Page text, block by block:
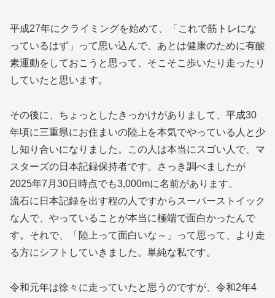
平成27年にクライミングを始めて、「これで筋トレにな
っているはず」って思い込んで、あとは健康のために有酸
素運動をしておこうと思って、そこそこ歩いたり走ったり
していたと思います。
その後に、ちょっとしたきっかけがありまして、平成30
年頃に三重県にお住まいの陸上を本気でやっている人と少
し知り合いになりました。この人は本当にスゴい人で、マ
スターズの日本記録保持者です。さっき調べましたが
2025年7月30日時点でも3,000mに名前があります。
流石に日本記録を出す程の人ですからスーパーストイック
な人で、やっていることが本当に極端で面白かったんで
す。それで、「陸上って面白いな～」って思って、より走
る方にシフトしていきました。単純な私です。
令和元年は徐々に走っていたと思うのですが、令和2年4